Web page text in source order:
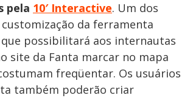
pela 10′ Interactive. Um dos
da ferramenta
que possibilitará aos internautas
site da Fanta marcar no mapa
freqüentar. Os usuários
também poderão criar